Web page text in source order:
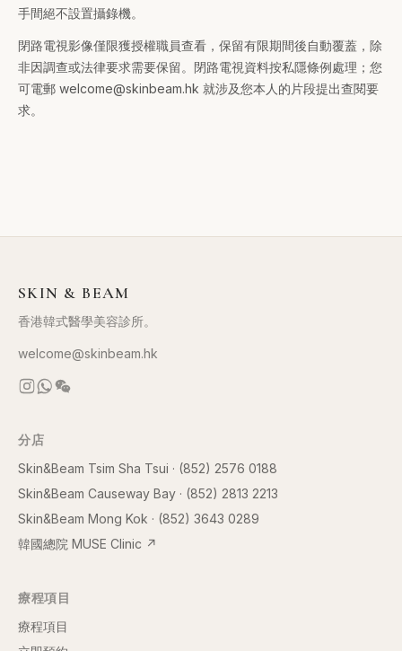
手間絕不設置攝錄機。
閉路電視影像僅限獲授權職員查看，保留有限期間後自動覆蓋，除
非因調查或法律要求需要保留。閉路電視資料按私隱條例處理；您
可電郵 welcome@skinbeam.hk 就涉及您本人的片段提出查閱要
求。
SKIN & BEAM
香港韓式醫學美容診所。
welcome@skinbeam.hk
分店
Skin&Beam Tsim Sha Tsui · (852) 2576 0188
Skin&Beam Causeway Bay · (852) 2813 2213
Skin&Beam Mong Kok · (852) 3643 0289
韓國總院 MUSE Clinic ↗
療程項目
療程項目